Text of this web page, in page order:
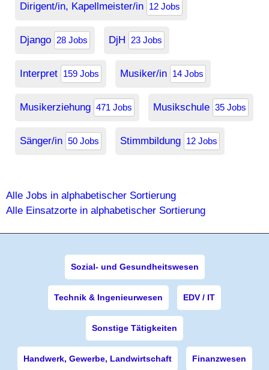
Dirigent/in, Kapellmeister/in 12 Jobs
Django 28 Jobs DjH 23 Jobs
Interpret 159 Jobs Musiker/in 14 Jobs
Musikerziehung 471 Jobs Musikschule 35 Jobs
Sänger/in 50 Jobs Stimmbildung 12 Jobs
Alle Jobs in alphabetischer Sortierung
Alle Einsatzorte in alphabetischer Sortierung
Sozial- und Gesundheitswesen
Technik & Ingenieurwesen EDV / IT
Sonstige Tätigkeiten
Handwerk, Gewerbe, Landwirtschaft Finanzwesen